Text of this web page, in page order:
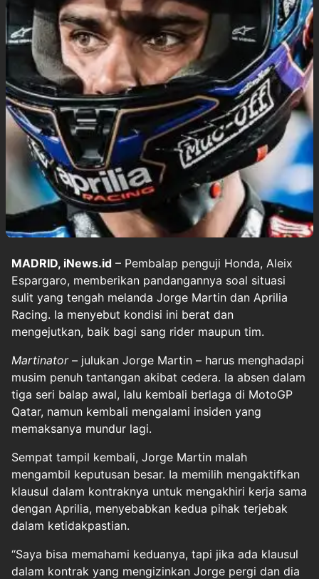
MADRID, iNews.id – Pembalap penguji Honda, Aleix
Espargaro, memberikan pandangannya soal situasi
sulit yang tengah melanda Jorge Martin dan Aprilia
Racing. Ia menyebut kondisi ini berat dan
mengejutkan, baik bagi sang rider maupun tim.
Martinator – julukan Jorge Martin – harus menghadapi
musim penuh tantangan akibat cedera. Ia absen dalam
tiga seri balap awal, lalu kembali berlaga di MotoGP
Qatar, namun kembali mengalami insiden yang
memaksanya mundur lagi.
Sempat tampil kembali, Jorge Martin malah
mengambil keputusan besar. Ia memilih mengaktifkan
klausul dalam kontraknya untuk mengakhiri kerja sama
dengan Aprilia, menyebabkan kedua pihak terjebak
dalam ketidakpastian.
“Saya bisa memahami keduanya, tapi jika ada klausul
dalam kontrak yang mengizinkan Jorge pergi dan dia